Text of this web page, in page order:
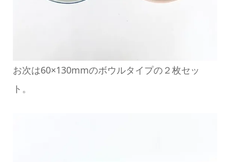
お次は60×130mmのボウルタイプの２枚セッ
ト。